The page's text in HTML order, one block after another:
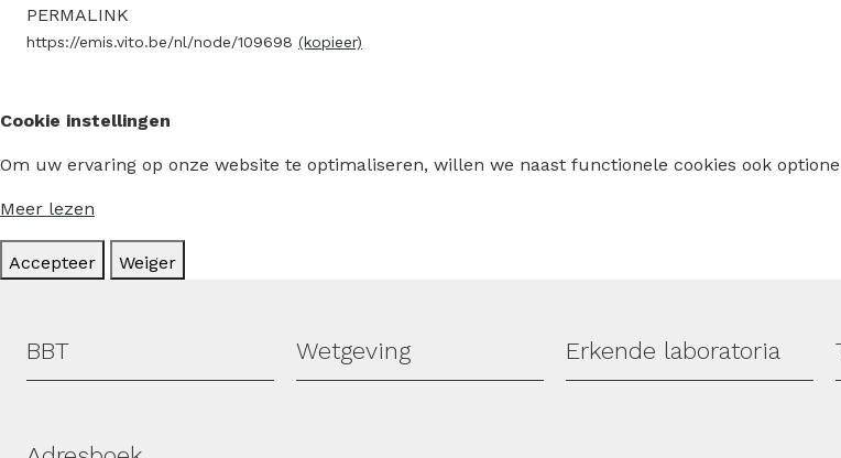
PERMALINK
https://emis.vito.be/nl/node/109698 (kopieer)
Cookie instellingen
Om uw ervaring op onze website te optimaliseren, willen we naast functionele cookies ook
Meer lezen
Accepteer Weiger
Hoofdmenu
BBT Wetgeving Erkende laboratoria